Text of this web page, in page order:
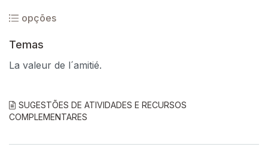
opções
Temas
La valeur de l´amitié.
SUGESTÕES DE ATIVIDADES E RECURSOS
COMPLEMENTARES